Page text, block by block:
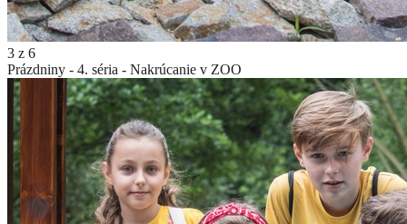
3 z 6
Prázdniny - 4. séria - Nakrúcanie v ZOO